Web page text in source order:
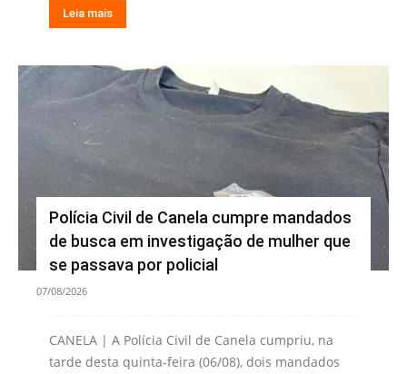
Leia mais
Polícia Civil de Canela cumpre mandados
de busca em investigação de mulher que
se passava por policial
07/08/2026
CANELA | A Polícia Civil de Canela cumpriu, na
tarde desta quinta-feira (06/08), dois mandados